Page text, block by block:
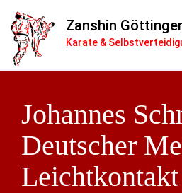
Zanshin
Karate &
Johannes
Deutscher